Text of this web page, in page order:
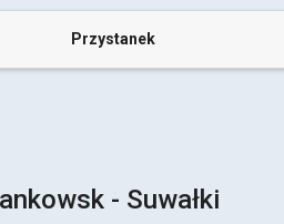
Przystanek
- Suwałki